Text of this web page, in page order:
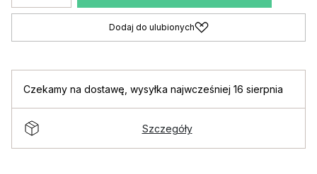
Dodaj do ulubionych
Czekamy na dostawę wysyłka najwcześniej 16 sierpnia
Szczegóły